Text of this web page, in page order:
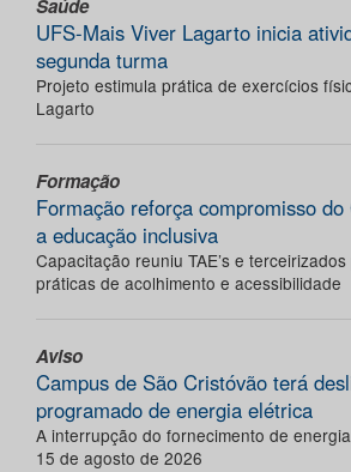
Saúde
UFS-Mais Viver Lagarto inicia
segunda turma
Projeto estimula prática de exercícios
Lagarto
Formação
Formação reforça compromisso
a educação inclusiva
Capacitação reuniu TAE’s e
práticas de acolhimento e acessibilidade
Aviso
Campus de São Cristóvão terá
programado de energia elétrica
A interrupção do fornecimento de
15 de agosto de 2026